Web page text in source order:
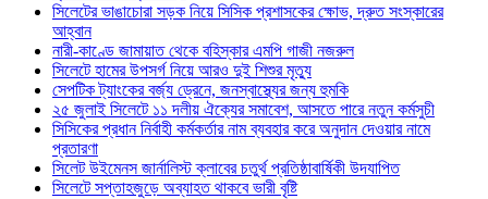
সিলেটের ভাঙাচোরা সড়ক নিয়ে সিসিক প্রশাসকের ক্ষোভ, দ্রুত সংস্কারের
আহ্বান
নারী-কাণ্ডে জামায়াত থেকে বহিস্কার এমপি গাজী নজরুল
সিলেটে হামের উপসর্গ নিয়ে আরও দুই শিশুর মৃত্যু
সেপটিক ট্যাংকের বর্জ্য ড্রেনে, জনস্বাস্থ্যের জন্য হুমকি
২৫ জুলাই সিলেটে ১১ দলীয় ঐক্যের সমাবেশ, আসতে পারে নতুন কর্মসুচী
সিসিকের প্রধান নির্বাহী কর্মকর্তার নাম ব্যবহার করে অনুদান দেওয়ার নামে
প্রতারণা
সিলেট উইমেনস জার্নালিস্ট ক্লাবের চতুর্থ প্রতিষ্ঠাবার্ষিকী উদযাপিত
সিলেটে সপ্তাহজুড়ে অব্যাহত থাকবে ভারী বৃষ্টি